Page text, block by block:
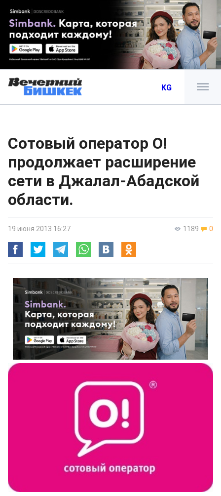
KG
Сотовый оператор О!
продолжает расширение
сети в Джалал-Абадской
области.
1189 0
19 июня 2013 16:27